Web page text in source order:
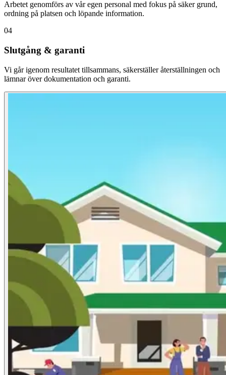
Arbetet genomförs av vår egen personal med fokus på säker grund,
ordning på platsen och löpande information.
04
Slutgång & garanti
Vi går igenom resultatet tillsammans, säkerställer återställningen och
lämnar över dokumentation och garanti.